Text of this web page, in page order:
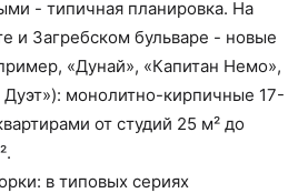
- типичная планировка. На
и Загребском бульваре - новые
«Дунай», «Капитан Немо»,
монолитно-кирпичные 17-
от студий 25 м² до
в типовых сериях